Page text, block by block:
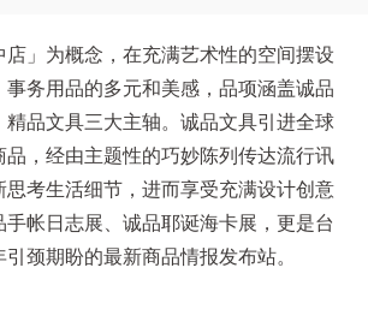
店」为概念，在充满艺术性的空间摆设
事务用品的多元和美感，品项涵盖诚品
精品文具三大主轴。诚品文具引进全球
品，经由主题性的巧妙陈列传达流行讯
思考生活细节，进而享受充满设计创意
手帐日志展、诚品耶诞海卡展，更是台
颈期盼的最新商品情报发布站。